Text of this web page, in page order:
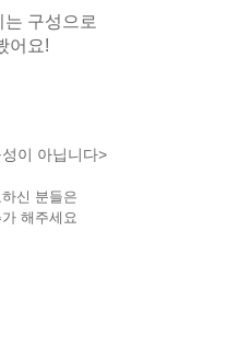
는 구성으로
어요!
이 아닙니다>
신 분들은
해주세요